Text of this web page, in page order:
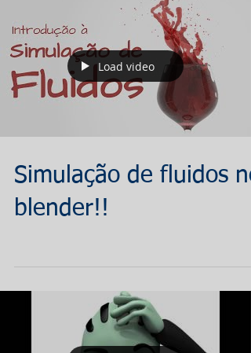
Load video
Simulação de fluidos no
blender!!